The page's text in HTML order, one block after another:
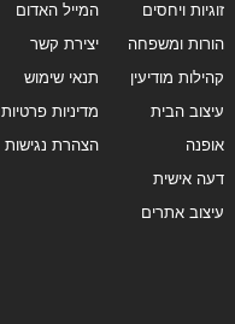
זוגיות ויחסים
הורות ומשפחה
קהילות מודיעין
עיצוב הבית
אופנה
דעה אישית
עיצוב אתרים
המייל האדום
יצירת קשר
תנאי שימוש
מדיניות פרטיות
הצהרת נגישות